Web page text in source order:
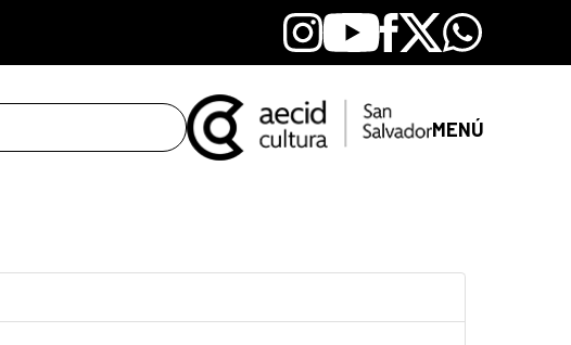
Instagram
YoutubeFacebook
X Whatsapp
MENÚ